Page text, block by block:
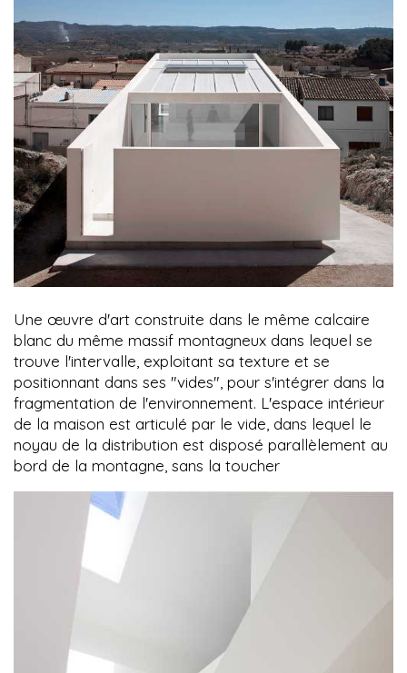
Une œuvre d'art construite dans le même calcaire
blanc du même massif montagneux dans lequel se
trouve l'intervalle, exploitant sa texture et se
positionnant dans ses "vides", pour s'intégrer dans la
fragmentation de l'environnement. L'espace intérieur
de la maison est articulé par le vide, dans lequel le
noyau de la distribution est disposé parallèlement au
bord de la montagne, sans la toucher